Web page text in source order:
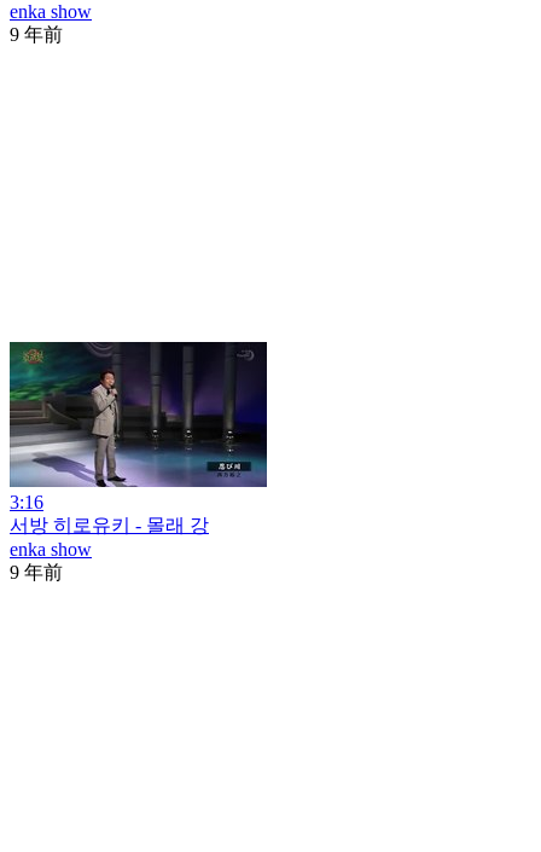
enka show
9 年前
3:16
서방 히로유키 - 몰래 강
enka show
9 年前